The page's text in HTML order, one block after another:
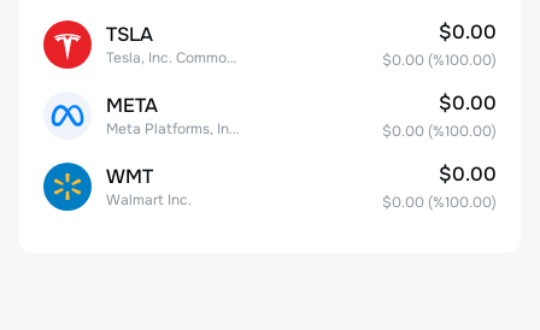
TSLA
Tesla, Inc. Common Stock
$0.00
$0.00 (%100.00)
META
Meta Platforms, Inc. Class A Common Stock
$0.00
$0.00 (%100.00)
WMT
Walmart Inc.
$0.00
$0.00 (%100.00)